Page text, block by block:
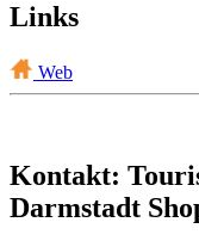
Links
Web
Kontakt:
Darmstadt